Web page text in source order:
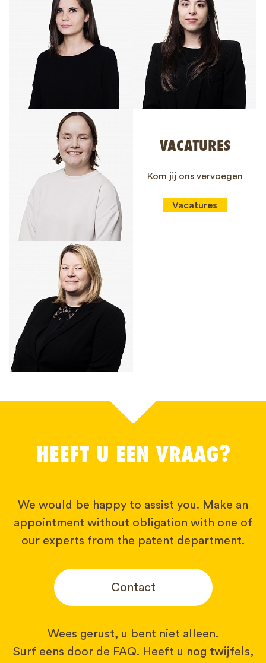
VACATURES
Kom jij ons vervoegen
Vacatures
HEEFT U EEN VRAAG?
We would be happy to assist you. Make an
appointment without obligation with one of
our experts from the patent department.
Contact
Wees gerust, u bent niet alleen.
Surf eens door de FAQ. Heeft u nog twijfels,